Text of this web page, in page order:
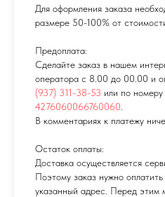
Для оформления заказа
размере 50-100% от
Предоплата:
Сделайте заказ в нашем
оператора с 8.00 до 00.00 и
(937) 311-38-53 или по
4276060066760060
В комментариях к платежу
Остаток оплаты:
Доставка осуществляется
Поэтому заказ нужно
указанный адрес. Перед этим